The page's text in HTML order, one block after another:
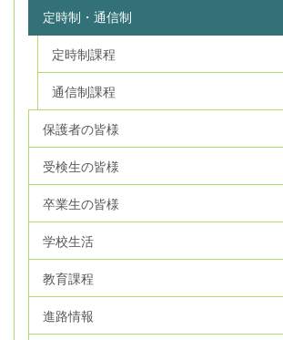
定時制・通信制
定時制課程
通信制課程
保護者の皆様
受検生の皆様
卒業生の皆様
学校生活
教育課程
進路情報